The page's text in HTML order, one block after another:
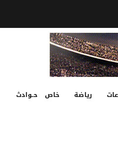
رياضة خاص حـوادث